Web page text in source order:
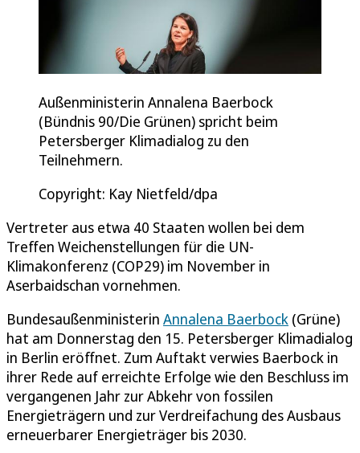
Außenministerin Annalena Baerbock
(Bündnis 90/Die Grünen) spricht beim
Petersberger Klimadialog zu den
Teilnehmern.
Copyright: Kay Nietfeld/dpa
Vertreter aus etwa 40 Staaten wollen bei dem
Treffen Weichenstellungen für die UN-
Klimakonferenz (COP29) im November in
Aserbaidschan vornehmen.
Bundesaußenministerin Annalena Baerbock (Grüne)
hat am Donnerstag den 15. Petersberger Klimadialog
in Berlin eröffnet. Zum Auftakt verwies Baerbock in
ihrer Rede auf erreichte Erfolge wie den Beschluss im
vergangenen Jahr zur Abkehr von fossilen
Energieträgern und zur Verdreifachung des Ausbaus
erneuerbarer Energieträger bis 2030.